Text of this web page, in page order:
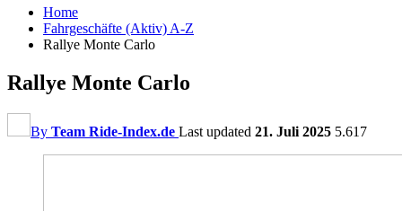
Home
Fahrgeschäfte (Aktiv) A-Z
Rallye Monte Carlo
Rallye Monte Carlo
By Team Ride-Index.de Last updated 21. Juli 2025 5.617